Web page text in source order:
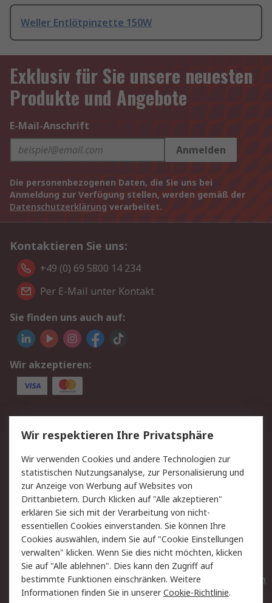
Weller Entlötpinzette 150W
Exklusiv für Sie unsere neuesten
Produkte und Angebote
E-Mail-Anschrift
Anmelden
Die personenbezogenen Daten, die Sie uns bei
Anmeldung zur Verfügung stellen, werden gemäß der
Datenschutzerklärung verarbeitet.
Kontaktieren Sie uns:
+49 (0) 69 5800 14 234
Per E-Mail unter Kontakt
Sie finden uns auch auf:
Wir akzeptieren:
Service
Value Added Services
Lieferlösungen
Rücksendungen
Kontakt
Hilfe
Privatkunden
Rechtliches
AGB
Datenschutz
Cookie-Richtlinie
Zahlungsbedingungen
Copyright/Impressum
Entsorgung
Elektrogeräte/Batterien
Wir respektieren Ihre Privatsphäre
Wir verwenden Cookies und andere Technologien zur
statistischen Nutzungsanalyse, zur Personalisierung und
zur Anzeige von Werbung auf Websites von
Drittanbietern. Durch Klicken auf "Alle akzeptieren"
erklären Sie sich mit der Verarbeitung von nicht-
essentiellen Cookies einverstanden. Sie können Ihre
Cookies auswählen, indem Sie auf "Cookie Einstellungen
verwalten" klicken. Wenn Sie dies nicht möchten, klicken
Sie auf "Alle ablehnen". Dies kann den Zugriff auf
bestimmte Funktionen einschränken. Weitere
Informationen finden Sie in unsererCookie-Richtlinie.